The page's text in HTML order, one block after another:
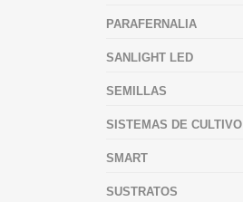
PARAFERNALIA
SANLIGHT LED
SEMILLAS
SISTEMAS DE CULTIVO
SMART
SUSTRATOS